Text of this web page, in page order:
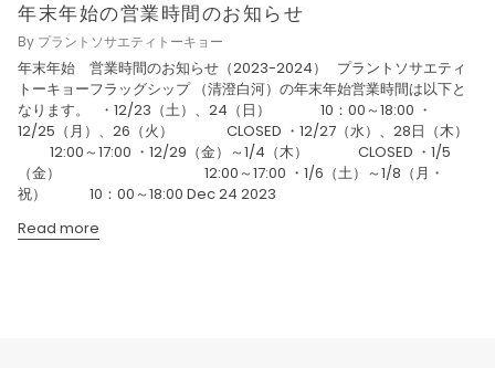
年末年始の営業時間のお知らせ
By プラントソサエティトーキョー
年末年始 営業時間のお知らせ（2023-2024） プラントソサエティ
トーキョーフラッグシップ （清澄白河）の年末年始営業時間は以下と
なります。 ・12/23（土）、24（日） 10：00～18:00 ・
12/25（月）、26（火） CLOSED ・12/27（水）、28日（木）
12:00～17:00 ・12/29（金）～1/4（木） CLOSED ・1/5
（金） 12:00～17:00 ・1/6（土）～1/8（月・
祝） 10：00～18:00 Dec 24 2023
Read more